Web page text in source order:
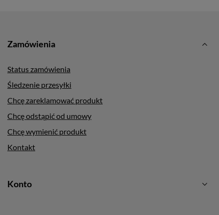
Zamówienia
Status zamówienia
Śledzenie przesyłki
Chcę zareklamować produkt
Chcę odstąpić od umowy
Chcę wymienić produkt
Kontakt
Konto